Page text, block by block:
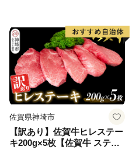
佐賀県神埼市
【訳あり】佐賀牛ヒレステー
キ200g×5枚【佐賀牛 ステー